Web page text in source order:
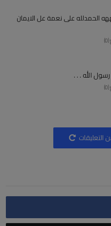
الحمدلله على نعمة عل الايمان
(
0
)
رسول الله . . .
(
0
)
التعليقات